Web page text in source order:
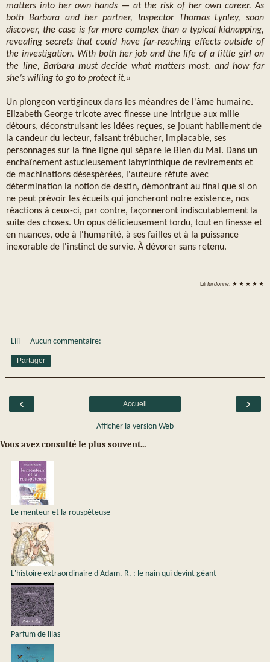
matters into her own hands — at the risk of her own career. As
both Barbara and her partner, Inspector Thomas Lynley, soon
discover, the case is far more complex than a typical kidnapping,
revealing secrets that could have far-reaching effects outside of
the investigation. With both her job and the life of a little girl on
the line, Barbara must decide what matters most, and how far
she’s willing to go to protect it.»
Un plongeon vertigineux dans les méandres de l'âme humaine.
Elizabeth George tricote avec finesse une intrigue aux mille
détours, déconstruisant les idées reçues, se jouant habilement de
la candeur du lecteur, faisant trébucher, implacable, ses
personnages sur la fine ligne qui sépare le Bien du Mal. Dans un
enchaînement astucieusement labyrinthique de revirements et
de machinations désespérées, l'auteure réfute avec
détermination la notion de destin, démontrant au final que si on
ne peut prévoir les écueils qui joncheront notre existence, nos
réactions à ceux-ci, par contre, façonneront indiscutablement la
suite des choses. Un opus délicieusement tordu, tout en finesse et
en nuances, ode à l'humanité, à ses failles et à la puissance
inexorable de l'instinct de survie. À dévorer sans retenu.
Lililui donne: ★ ★ ★ ★ ★
Lili Aucun commentaire:
Partager
‹ ›
Accueil
Afficher la version Web
Vous avez consulté le plus souvent...
Le menteur et la rouspéteuse
L'histoire extraordinaire d'Adam. R. : le nain qui devint géant
Parfum de lilas